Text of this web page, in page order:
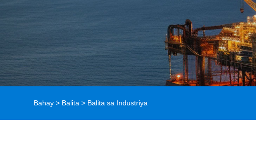
Bahay > Balita > Balita sa Industriya